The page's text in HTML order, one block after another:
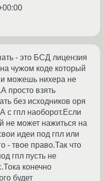
- это БСД лицензия
чужом коде который
можешь нихера не
просто взять
без исходников оря
с гпл наоборот.Если
не может нажиться на
идеи под гпл или
- твое право.Так что
гпл пусть не
конечно
будет